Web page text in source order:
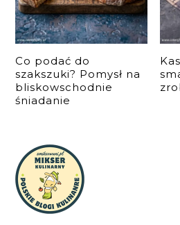
Co podać do
szakszuki? Pomysł na
bliskowschodnie
śniadanie